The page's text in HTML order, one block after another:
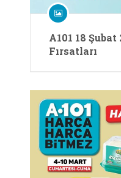
A101 18
Fırsatları